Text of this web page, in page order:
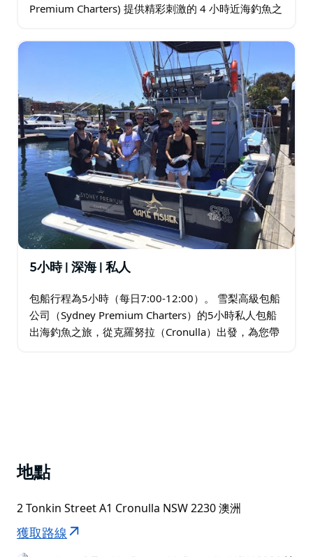
Premium Charters) 提供精彩刺激的 4 小時近海釣魚之
5小時 | 深海 | 私人
包船行程為5小時（每日7:00-12:00）。 雪梨高級包船
公司（Sydney Premium Charters）的5小時私人包船
出海釣魚之旅，從克羅努拉（Cronulla）出發，為您帶
地點
2 Tonkin Street A1 Cronulla NSW 2230 澳洲
獲取路線